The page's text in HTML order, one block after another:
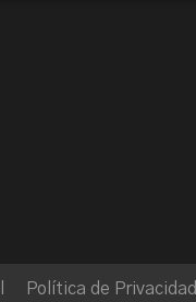
Política de Privacidad